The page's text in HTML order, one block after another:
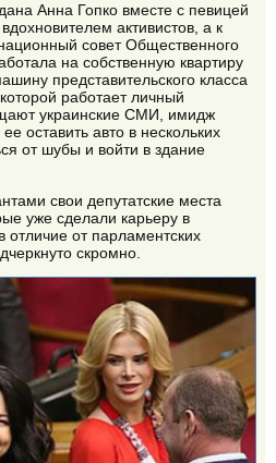
Анна Гопко вместе с певицей
активистов, а к
совет Общественного
на собственную квартиру
представительского класса
работает личный
украинские СМИ, имидж
оставить авто в нескольких
от шубы и войти в здание
свои депутатские места
уже сделали карьеру в
отличие от парламентских
скромно.